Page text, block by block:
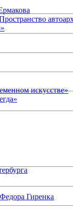
искусстве»
Гиренка